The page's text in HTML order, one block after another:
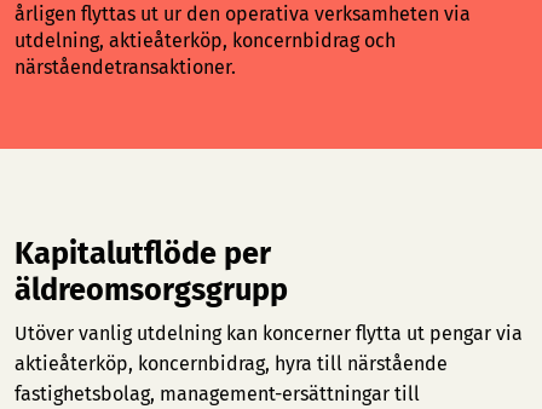
årligen flyttas ut ur den operativa verksamheten via
utdelning, aktieåterköp, koncernbidrag och
närståendetransaktioner.
Kapitalutflöde per
äldreomsorgsgrupp
Utöver vanlig utdelning kan koncerner flytta ut pengar via
aktieåterköp, koncernbidrag, hyra till närstående
fastighetsbolag, management-ersättningar till